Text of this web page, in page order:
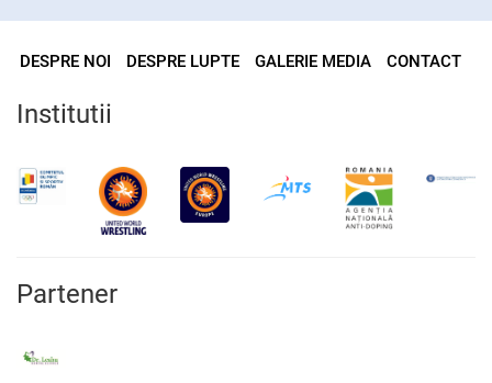
DESPRE NOI DESPRE LUPTE GALERIE MEDIA CONTACT
Institutii
Partener